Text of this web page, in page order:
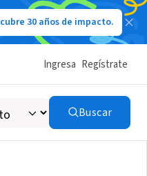
30 años de impacto.
Ingresa Regístrate
Buscar